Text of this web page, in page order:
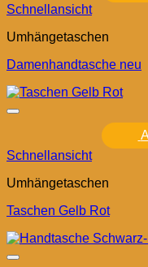
Schnellansicht
Umhängetaschen
Damenhandtasche neu
Schnellansicht
Umhängetaschen
Taschen Gelb Rot